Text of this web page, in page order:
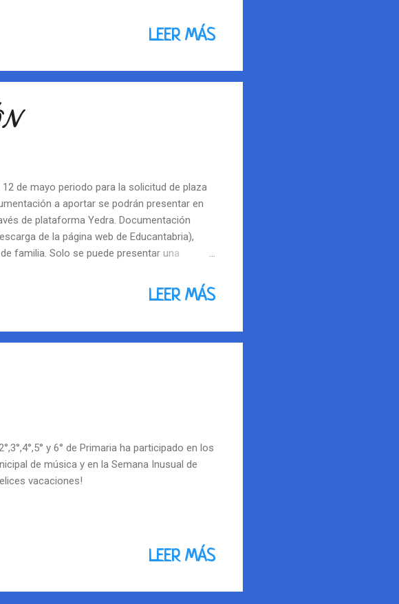
LEER MÁS
de mayo periodo para la solicitud de plaza
a aportar se podrán presentar en
de plataforma Yedra. Documentación
de la página web de Educantabria),
familia. Solo se puede presentar una
opcional para sumar puntos en el
proceso ordinario de admisión.
LEER MÁS
y 6° de Primaria ha participado en los
de música y en la Semana Inusual de
vacaciones!
LEER MÁS